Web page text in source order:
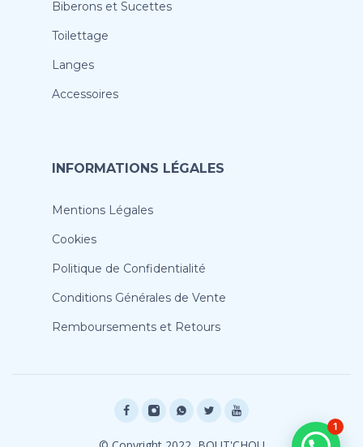
Biberons et Sucettes
Toilettage
Langes
Accessoires
INFORMATIONS LÉGALES
Mentions Légales
Cookies
Politique de Confidentialité
Conditions Générales de Vente
Remboursements et Retours
1